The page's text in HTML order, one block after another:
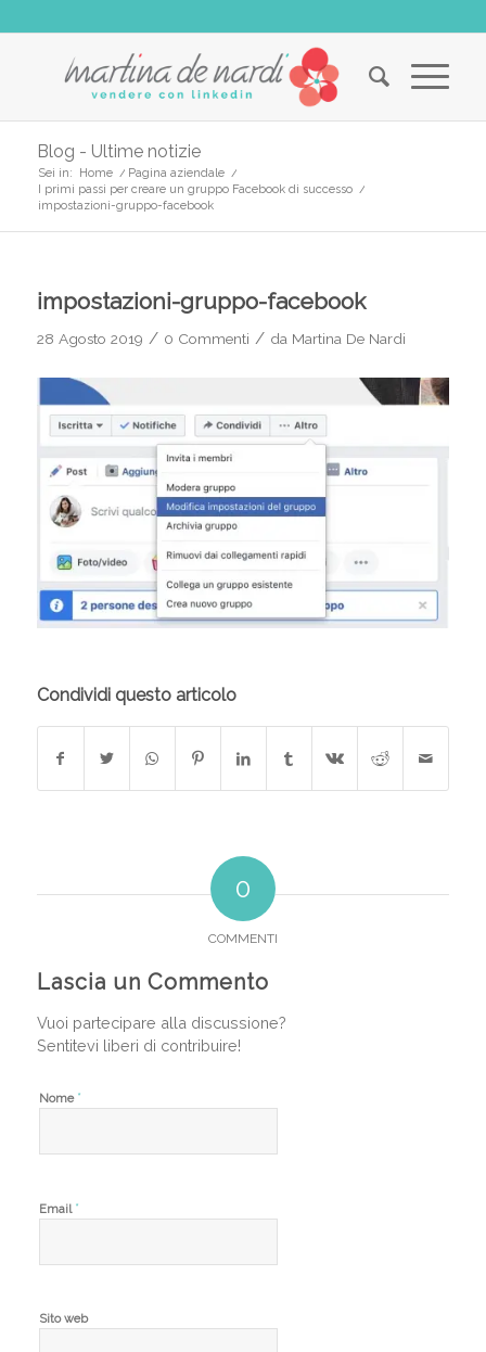
Blog - Ultime notizie
Sei in: Home / Pagina aziendale /
I primi passi per creare un gruppo Facebook di successo /
impostazioni-gruppo-facebook
impostazioni-gruppo-facebook
28 Agosto 2019 / 0 Commenti / da Martina De Nardi
Condividi questo articolo
0
COMMENTI
Lascia un Commento
Vuoi partecipare alla discussione?
Sentitevi liberi di contribuire!
Nome *
Email *
Sito web